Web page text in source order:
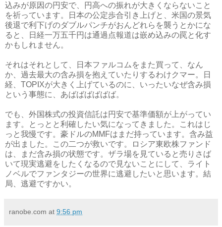
込みが原因の円安で、円高への振れが大きくならないこと
を祈っています。日本の公定歩合引き上げと、米国の景気
後退で利下げのダブルパンチがおんどれらを襲うとかにな
ると、日経一万五千円は通過点報道は嵌め込みの罠と化す
かもしれません。
それはそれとして、日本ファルコムをまた買って、なん
か、過去最大の含み損を抱えていたりするわけクマー。日
経、TOPIXが大きく上げているのに、いったいなぜ含み損
という事態に、あばばばばばば。
でも、外国株式の投資信託は円安で基準価額が上がってい
ます。とっとと利確したい気になってきました。これはじ
っと我慢です。豪ドルのMMFはまだ持っています。含み益
が出ました。この二つが救いです。ロシア東欧株ファンド
は、まだ含み損の状態です。ザラ場を見ていると売りさば
いて現実逃避をしたくなるので見ないことにして、ライト
ノベルでファンタジーの世界に逃避したいと思います。結
局、逃避ですかい。
ranobe.com at 9:56 pm